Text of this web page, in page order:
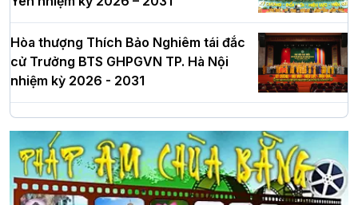
Hòa thượng Thích Bảo Nghiêm tái đắc
cử Trưởng BTS GHPGVN TP. Hà Nội
nhiệm kỳ 2026 - 2031
Hà Nội: Long trọng lễ khởi công xây
dựng Trung tâm văn hóa Phật giáo Thủ
đô